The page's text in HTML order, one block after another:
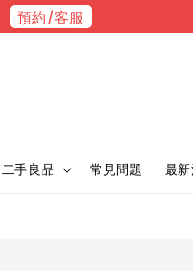
預約/客服
二手良品 常見問題 最